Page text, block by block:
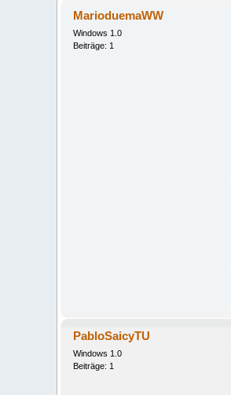
MarioduemaWW
Windows 1.0
Beiträge: 1
PabloSaicyTU
Windows 1.0
Beiträge: 1